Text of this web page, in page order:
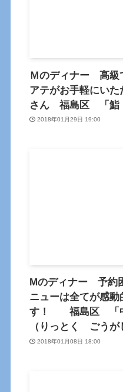
Ｍのディナー 高級
アテがお手軽にい
さん 福島区 「鮨
2018年01月29日 19:00
Mのディナー 予約
ニューは全てが感
す！ 福島区 「
（りっとく ごうが
2018年01月08日 18:00